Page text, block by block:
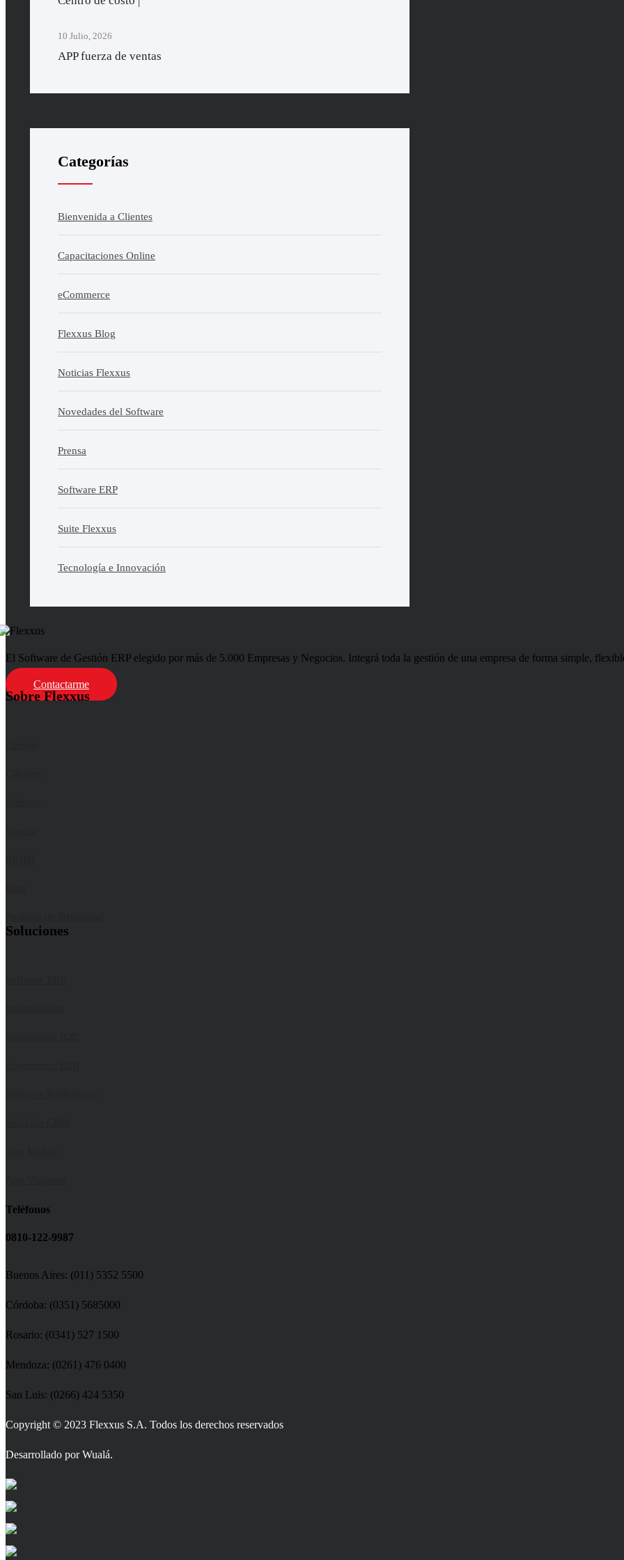
10 Julio, 2026
APP fuerza de ventas
Categorías
Bienvenida a Clientes
Capacitaciones Online
eCommerce
Flexxus Blog
Noticias Flexxus
Novedades del Software
Prensa
Software ERP
Suite Flexxus
Tecnología e Innovación
El Software de Gestión ERP elegido por más de 5.000 Empresas y Negocios. Integrá toda la gestión de una empresa de forma simple,
Contactarme
Sobre Flexxus
Soluciones
Teléfonos
0810-122-9987
Buenos Aires: (011) 5352 5500
Córdoba: (0351) 5685000
Rosario: (0341) 527 1500
Mendoza: (0261) 476 0400
San Luis: (0266) 424 5350
Copyright © 2023 Flexxus S.A. Todos los derechos reservados
Desarrollado por Wualá.